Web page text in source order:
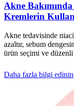
Akne
Kremlerin
Akne tedavisinde
azaltır, sebum
ürün seçimi ve
Daha fazla bilgi edinin